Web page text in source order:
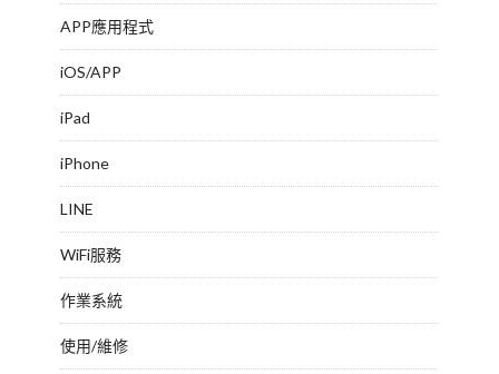
APP應用程式
iOS/APP
iPad
iPhone
LINE
WiFi服務
作業系統
使用/維修